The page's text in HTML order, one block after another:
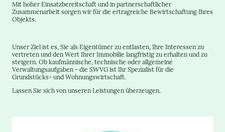
Mit hoher Einsatzbereitschaft und in partnerschaftlicher
Zusammenarbeit sorgen wir für die ertragreiche Bewirtschaftung Ihres
Objekts.
Unser Ziel ist es, Sie als Eigentümer zu entlasten, Ihre Interessen zu
vertreten und den Wert Ihrer Immobilie langfristig zu erhalten und zu
steigern. Ob kaufmännische, technische oder allgemeine
Verwaltungsaufgaben - die SWVG ist Ihr Spezialist für die
Grundstücks- und Wohnungswirtschaft.
Lassen Sie sich von unseren Leistungen überzeugen.